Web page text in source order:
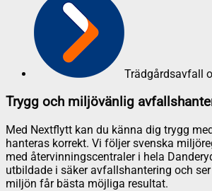
Trädgårdsavfall
Trygg och miljövänlig
Med Nextflytt kan du känna dig trygg
hanteras korrekt. Vi följer svenska
med återvinningscentraler i hela
utbildade i säker avfallshantering och
miljön får bästa möjliga resultat.